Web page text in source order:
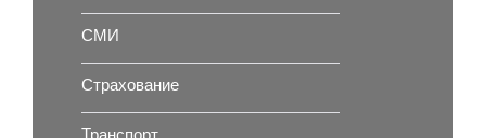
СМИ
Страхование